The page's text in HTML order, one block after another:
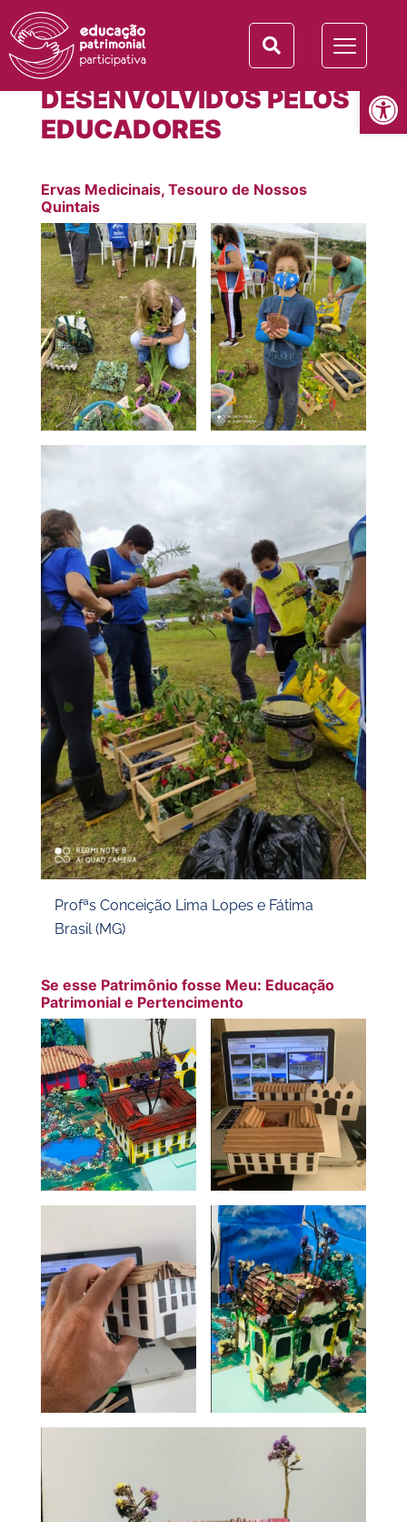
Abrir
PROJETOS
DESENVOLVIDOS PELOS
EDUCADORES
Ervas Medicinais, Tesouro de Nossos
Quintais
Profªs Conceição Lima Lopes e Fátima
Brasil (MG)
Se esse Patrimônio fosse Meu: Educação
Patrimonial e Pertencimento